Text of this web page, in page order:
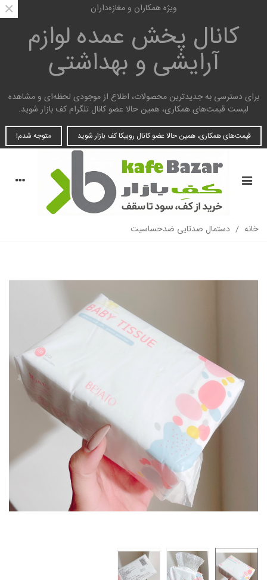
ویژه همکاران و مغازه‌داران
کانال پخش عمدهلوازم
آرایشی و بهداشتی
برای دسترسی به جدیدترین محصولات، اطلاع از موجودی لحظه‌ای و مشاهده
لیست قیمت‌های همکاری، همین حالا عضو کانال تلگرام کف بازار شوید.
قیمت‌های همکاری، همین حالا عضو کانال روبیکا کف بازار شوید متوجه شدم!
×
خانه / دستمال صدتایی ضدحساسیت